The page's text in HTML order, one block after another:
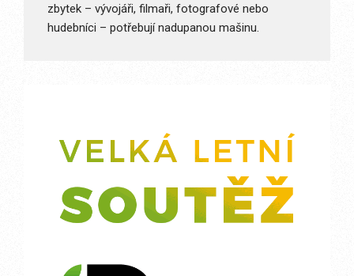
zbytek – vývojáři, filmaři, fotografové nebo
hudebníci – potřebují nadupanou mašinu.